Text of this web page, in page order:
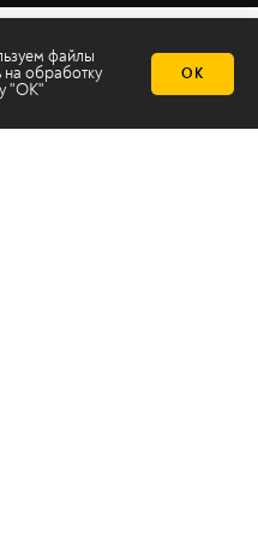
файлы
на обработку
"ОК"
ОК